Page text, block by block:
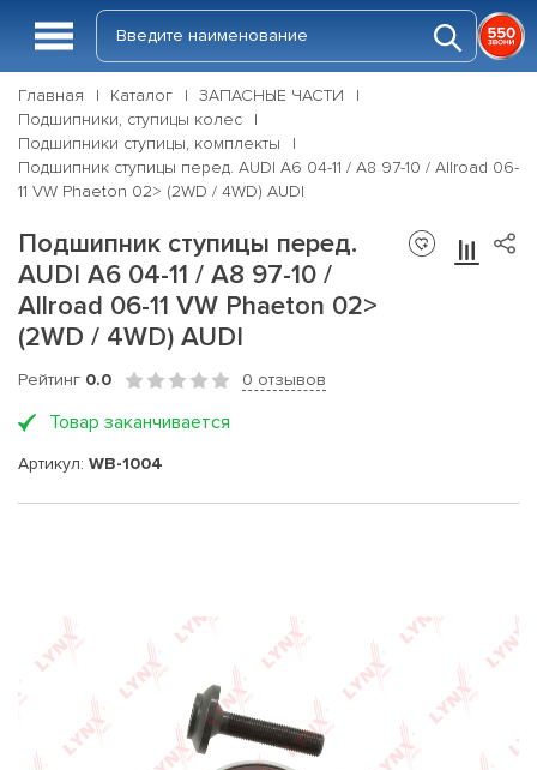
Главная Каталог
ЗАПАСНЫЕ ЧАСТИ
Подшипники, ступицы колес
Подшипники ступицы, комплекты
Подшипник ступицы перед. AUDI A6 04-11 / A8 97-10 / Allroad 06-
11 VW Phaeton 02> (2WD / 4WD) AUDI
Подшипник ступицы перед.
AUDI A6 04-11 / A8 97-10 /
Allroad 06-11 VW Phaeton 02>
(2WD / 4WD) AUDI
Рейтинг 0.0 0 отзывов
Товар заканчивается
Артикул: WB-1004